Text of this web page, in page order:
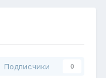
Подписчики 0